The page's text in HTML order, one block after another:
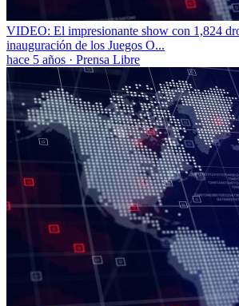
VIDEO: El impresionante show con 1,824
inauguración de los Juegos O...
hace 5 años · Prensa Libre